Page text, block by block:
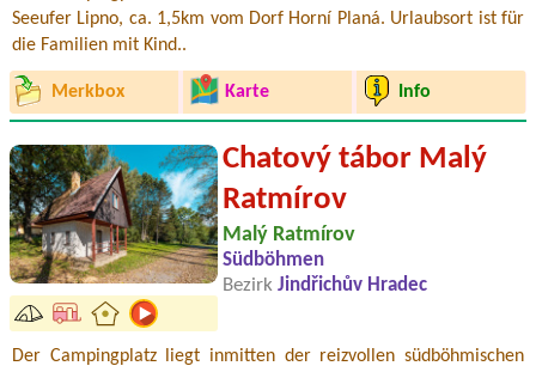
Seeufer Lipno, ca. 1,5km vom Dorf Horní Planá. Urlaubsort ist für
die Familien mit Kind..
Merkbox Karte Info
Chatový tábor Malý
Ratmírov
Malý Ratmírov
Südböhmen
Bezirk Jindřichův Hradec
Der Campingplatz liegt inmitten der reizvollen südböhmischen